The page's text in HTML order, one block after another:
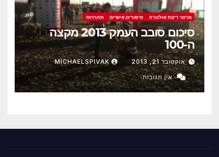
מרוצי ריצת אולטרה סיפורים אישיים תחרויות
סיכום סובב העמק 2013 מקצה
ה-100
אוקטובר 21, 2013 MICHAELSPIVAK
אין תגובות